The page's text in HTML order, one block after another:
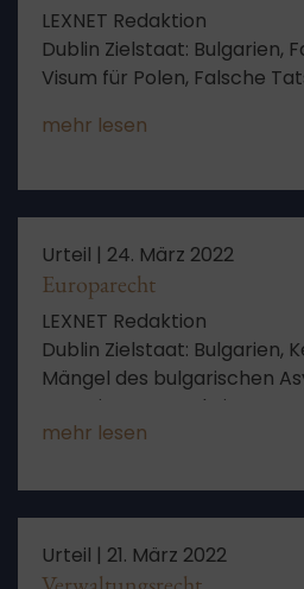
LEXNET Redaktion
Dublin Zielstaat: Bulgarien,
Visum für Polen, Falsche
mehr lesen
Urteil | 24. März 2022
Europarecht
LEXNET Redaktion
Dublin Zielstaat: Bulgarien,
Mängel des bulgarischen
Gesteigertes Vorbringen,
nachgewiesen
mehr lesen
Urteil | 21. März 2022